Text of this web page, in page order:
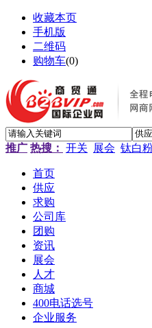
收藏本页
手机版
二维码
购物车(0)
推广 热搜： 开关 展会 钛白
首页
供应
求购
公司库
团购
资讯
展会
人才
商城
400电话选号
企业服务